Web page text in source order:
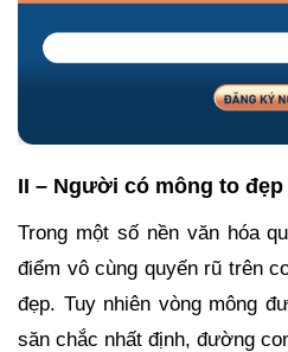
II – Người có mông to đẹp
Trong một số nền văn hóa
điểm vô cùng quyến rũ trên
đẹp. Tuy nhiên vòng mông
săn chắc nhất định, đường